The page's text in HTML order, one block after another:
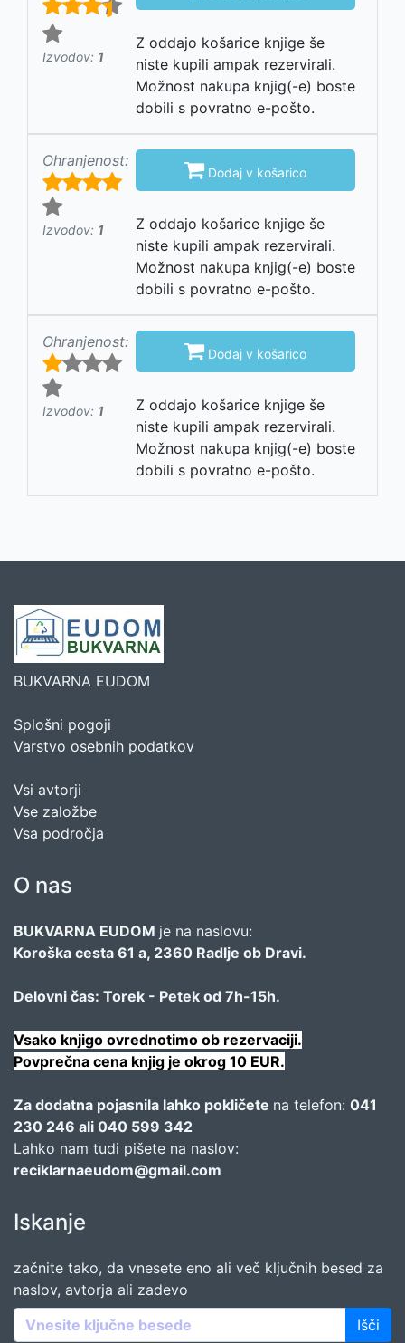
Izvodov: 1
Z oddajo košarice knjige še
niste kupili ampak rezervirali.
Možnost nakupa knjig(-e) boste
dobili s povratno e-pošto.
Ohranjenost:
Izvodov: 1
 Dodaj v košarico
Z oddajo košarice knjige še
niste kupili ampak rezervirali.
Možnost nakupa knjig(-e) boste
dobili s povratno e-pošto.
Ohranjenost:
Izvodov: 1
 Dodaj v košarico
Z oddajo košarice knjige še
niste kupili ampak rezervirali.
Možnost nakupa knjig(-e) boste
dobili s povratno e-pošto.
BUKVARNA EUDOM
Splošni pogoji
Varstvo osebnih podatkov
Vsi avtorji
Vse založbe
Vsa področja
O nas
BUKVARNA EUDOM je na naslovu:
Koroška cesta 61 a, 2360 Radlje ob Dravi.
Delovni čas: Torek - Petek od 7h-15h.
Vsako knjigo ovrednotimo ob rezervaciji.
Povprečna cena knjig je okrog 10 EUR.
Za dodatna pojasnila lahko pokličete na telefon: 041
230 246 ali 040 599 342
Lahko nam tudi pišete na naslov:
reciklarnaeudom@gmail.com
Iskanje
začnite tako, da vnesete eno ali več ključnih besed za
naslov, avtorja ali zadevo
Išči